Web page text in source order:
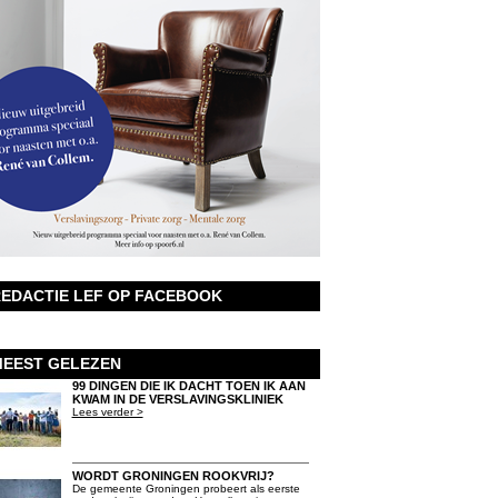
LEF OP FACEBOOK
GELEZEN
99 DINGEN DIE IK DACHT TOEN IK AAN
KWAM IN DE VERSLAVINGSKLINIEK
Lees verder >
WORDT GRONINGEN ROOKVRIJ?
De gemeente Groningen probeert als eerste